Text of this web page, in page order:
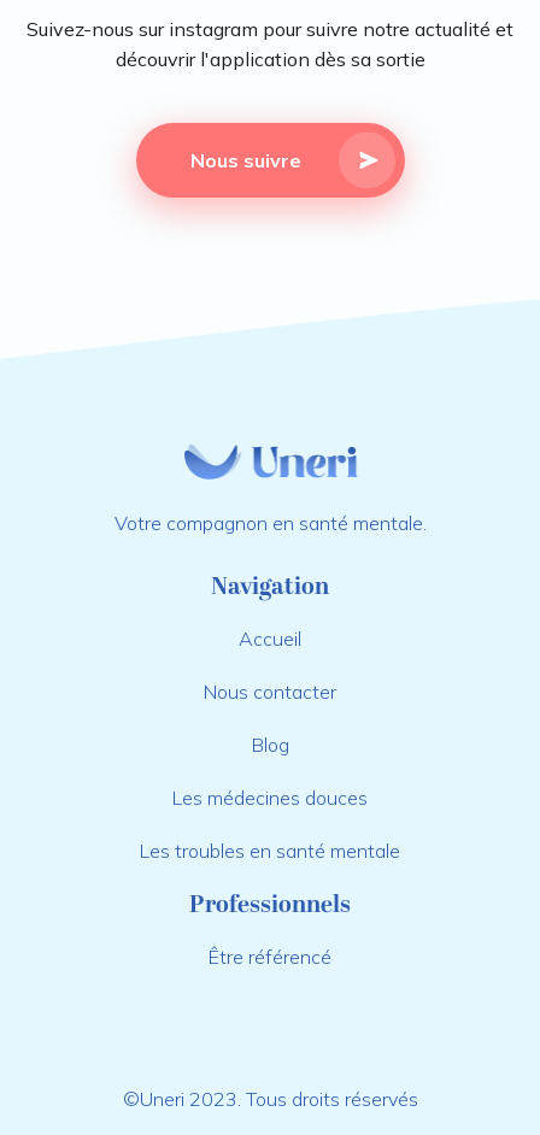
Suivez-nous sur instagram pour suivre notre actualité et
découvrir l'application dès sa sortie
Nous suivre
Votre compagnon en santé mentale.
Navigation
Accueil
Nous contacter
Blog
Les médecines douces
Les troubles en santé mentale
Professionnels
Être référencé
©Uneri 2023. Tous droits réservés